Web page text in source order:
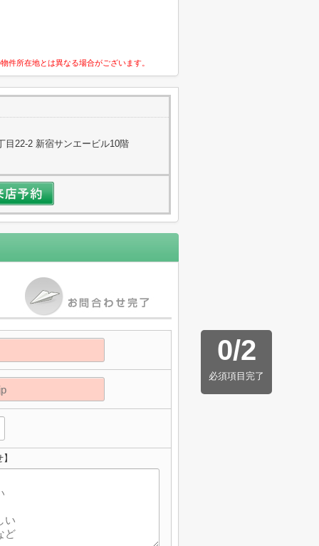
件所在地とは異なる場合がございます。
目22-2 新宿サンエービル10階
0/2
必須項目完了